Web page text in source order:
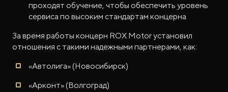
проходят обучение, чтобы обеспечить уровень
сервиса по высоким стандартам концерна
За время работы концерн ROX Motor установил
отношения с такими надежными партнерами, как:
«Автолига» (Новосибирск)
«Арконт» (Волгоград)